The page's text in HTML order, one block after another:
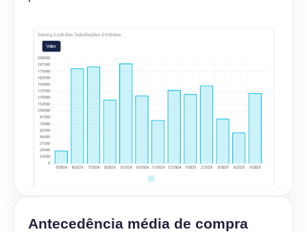
Antecedência média de compra